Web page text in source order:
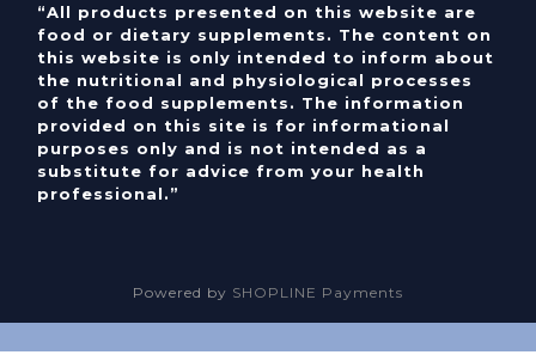
“All products presented on this website are
food or dietary supplements. The content on
this website is only intended to inform about
the nutritional and physiological processes
of the food supplements. The information
provided on this site is for informational
purposes only and is not intended as a
substitute for advice from your health
professional.”
Powered by SHOPLINE Payments